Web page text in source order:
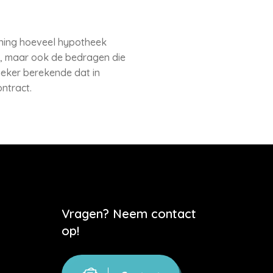
hoeveel hypotheek
maar ook de bedragen die
berekende dat in
Vragen? Neem contact
op!